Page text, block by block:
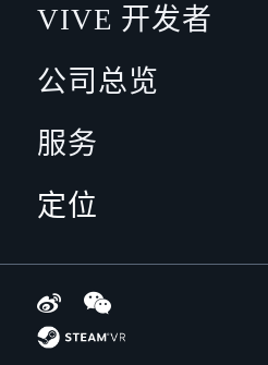
VIVE 开发者
公司总览
服务
定位